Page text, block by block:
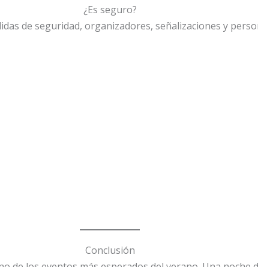
¿Es seguro?
de seguridad, organizadores, señalizaciones y
Conclusión